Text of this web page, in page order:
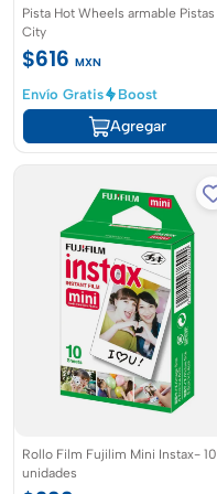
Pista Hot Wheels armable Pistas
City
$616 MXN
Envío Gratis
Boost
Agregar
Rollo Film Fujilim Mini Instax- 10
unidades